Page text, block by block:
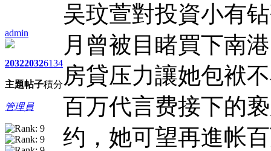
admin
2032
主題
2032
帖子
6134
積分
管理員
吴玟萱對投資小有
月曾被目睹買下南
房貸压力讓她包袱
百万代言费接下的
约，她可望再進帐